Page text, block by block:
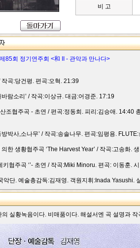
비 고
85회 정기연주회 <和 II - 관악과 만나다>
작곡:당건평. 편곡:오혁. 21:39
바람소리’ / 작곡:이상규. 대금:어경준. 17:19
조협주곡 - 초연 / 편곡:정동희. 피리:김승애. 14:40
방박사,소나무’ / 작곡:송솔나무. 편곡:임평용.
한 생황협주곡 ‘The Harvest Year’ / 작곡:고송화.
키협주곡 ‘’- 초연 / 작곡:Miki Minoru. 편곡: 이동훈.
악단. 예술총감독:김재영. 객원지휘:Inada
실황녹음이다. 비매품이다. 해설서엔 곡 설명과